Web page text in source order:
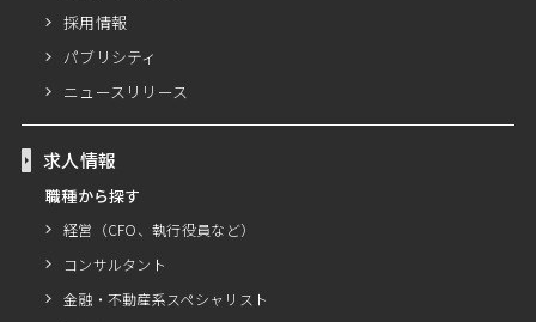
採用情報
パブリシティ
ニュースリリース
求人情報
職種から探す
経営（CFO、執行役員など）
コンサルタント
金融・不動産系スペシャリスト